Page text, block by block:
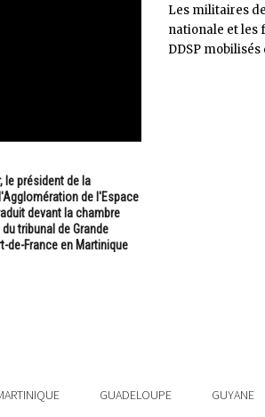
le président de la
de l'Espace
devant la chambre
tribunal de Grande
de-France en Martinique
Les militaires
nationale et les
DDSP mobilisés
GUADELOUPE GUYANE